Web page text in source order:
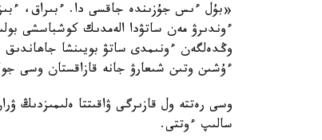
«بۇل ءىس جۇزىندە جاقسى دا. ءبىراق،
ءوندىرۋ مەن ساتۋدا الەمدىك كوشباسشى
وڭدەلگەن ءونىمدى ساتۋ بويىنشا جاھاندىق
ءۇشىن وتىن شىعارۋ جانە قازاقستان وسى
وسى رەتتە ول قازىرگى ۋاقىتتا ەلىمىزدىڭ
سالىپ ءوتتى.